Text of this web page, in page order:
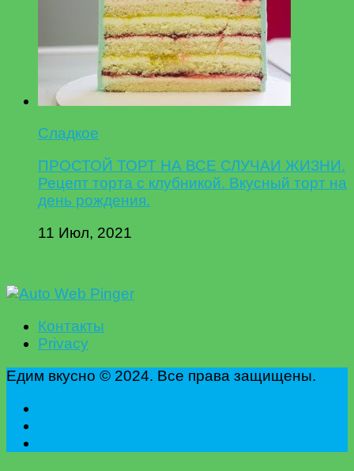
Сладкое
ПРОСТОЙ ТОРТ НА ВСЕ СЛУЧАИ ЖИЗНИ.
Рецепт торта с клубникой. Вкусный торт на
день рождения.
11 Июл, 2021
Контакты
Privacy
Едим вкусно © 2024. Все права защищены.